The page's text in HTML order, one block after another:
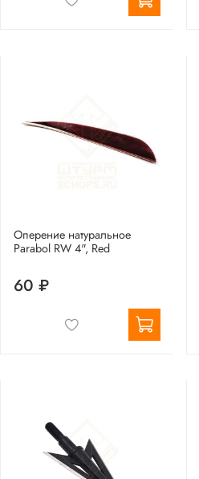
Оперение натуральное
Parabol RW 4", Red
60 ₽